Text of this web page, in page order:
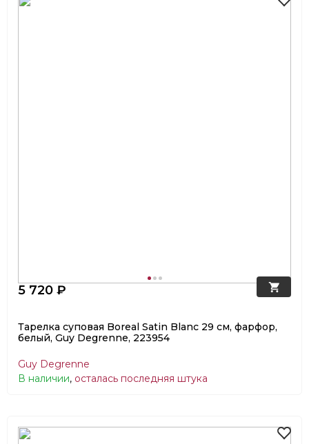
5 720 ₽
Тарелка суповая Boreal Satin Blanc 29 см, фарфор,
белый, Guy Degrenne, 223954
Guy Degrenne
В наличии, осталась последняя штука